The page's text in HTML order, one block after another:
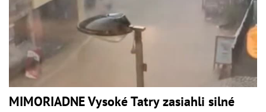
MIMORIADNE Vysoké Tatry zasiahli silné